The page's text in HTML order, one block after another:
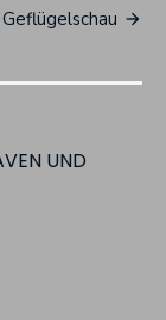
Geflügelschau
UND